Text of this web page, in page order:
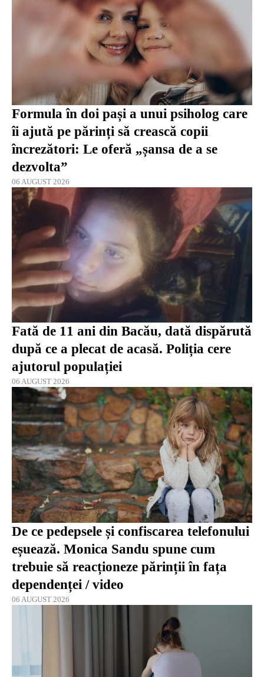
Formula în doi pași a unui psiholog care
îi ajută pe părinți să crească copii
încrezători: Le oferă „șansa de a se
dezvolta”
06 AUGUST 2026
Fată de 11 ani din Bacău, dată dispărută
după ce a plecat de acasă. Poliția cere
ajutorul populației
06 AUGUST 2026
De ce pedepsele și confiscarea telefonului
eșuează. Monica Sandu spune cum
trebuie să reacționeze părinții în fața
dependenței / video
06 AUGUST 2026